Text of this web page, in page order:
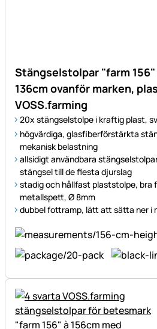
Stängselstolpar "farm
136cm ovanför marken,
VOSS.farming
20x stängselstolpe i kraftig plast,
högvärdiga, glasfiberförstärkta
mekanisk belastning
allsidigt användbara
stängsel till de flesta djurslag
stadig och hållfast plaststolpe, bra
metallspett, Ø 8mm
dubbel fottramp, lätt att sätta ner i